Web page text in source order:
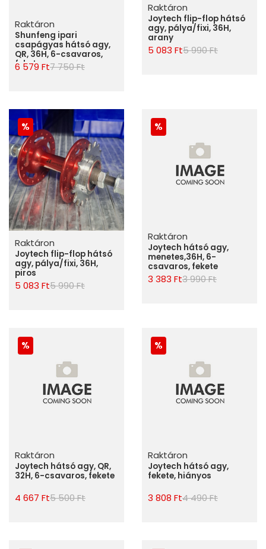
Raktáron
Shunfeng ipari
csapágyas hátsó agy,
QR, 36H, 6-csavaros,
fekete
6 579 Ft7 750 Ft
Raktáron
Joytech flip-flop hátsó
agy, pálya/fixi, 36H,
arany
5 083 Ft5 990 Ft
Raktáron
Joytech flip-flop hátsó
agy, pálya/fixi, 36H,
piros
5 083 Ft5 990 Ft
Raktáron
Joytech hátsó agy,
menetes,36H, 6-
csavaros, fekete
3 383 Ft3 990 Ft
Raktáron
Joytech hátsó agy, QR,
32H, 6-csavaros, fekete
4 667 Ft5 500 Ft
Raktáron
Joytech hátsó agy,
fekete, hiányos
3 808 Ft4 490 Ft